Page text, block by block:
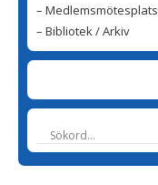
– Medlemsmötesplats
– Bibliotek / Arkiv